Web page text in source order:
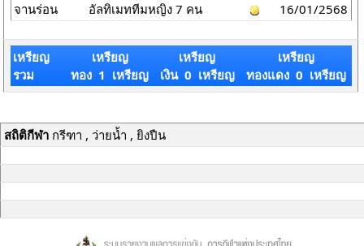
จานร่อน อัลทิเมททีมหญิง 7 คน 16/01/2568
เหรียญ
รวม
เหรียญ
ทอง 1 เหรียญ
เหรียญ
เงิน 0 เหรียญ
เหรียญ
ทองแดง 0 เหรียญ
สถิติกีฬากรีฑา , ว่ายน้ำ , ยิงปืน